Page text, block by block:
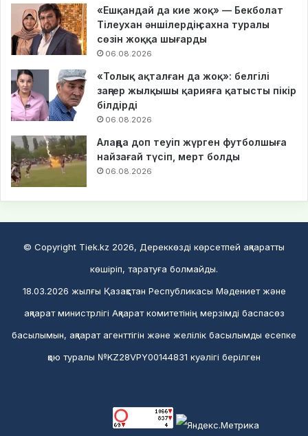
«Ешқандай да кие жоқ» — Бекболат
Тілеухан әншілердің сахна туралы
сөзін жоққа шығарды
06.08.2026
«Толық ақталған да жоқ»: белгілі
заңгер жылқышы қарияға қатысты пікір
білдірді
06.08.2026
Алаңда доп теуіп жүрген футболшыға
найзағай түсіп, мерт болды
06.08.2026
© Copyright Tiek.kz 2026, Дереккөзді көрсетпей ақпаратты
көшіріп, таратуға болмайды.
18.03.2026 жылғы Қазақстан Республикасы Мәдениет және
ақпарат министрлігі Ақпарат комитетінің мерзімді баспасөз
басылымын, ақпарат агенттігін және желілік басылымды есепке
қою туралы №KZ28VPY00144831 куәлігі берілген